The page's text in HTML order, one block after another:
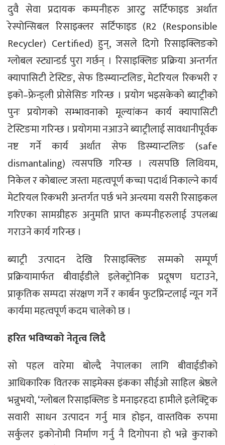
दुवै सेवा प्रदायक कम्पनीहरु आरटु सर्टिफाइड अर्थात
रेस्पोन्सिबल रिसाइक्लर सर्टिफाइड (R2 (Responsible
Recycler) Certified) हुन्, जसले दिगो रिसाइक्लिङको
ग्लोबल स्ट्यान्डर्ड पुरा गर्छन् । रिसाइक्लिङ प्रक्रिया अन्तर्गत
क्यापासिटी टेस्टिङ, सेफ डिस्म्यान्टलिङ, मेटरियल रिकभरी र
इको–फ्रेन्ड्ली प्रोसेसिङ गरिन्छ । प्रयोग भइसकेको ब्याट्रीको
पुनः प्रयोगको सम्भावनाको मूल्यांकन कार्य क्यापासिटी
टेस्टिङमा गरिन्छ । प्रयोगमा नआउने ब्याट्रीलाई सावधानीपूर्वक
नष्ट गर्ने कार्य अर्थात सेफ डिस्म्यान्टलिङ (safe
dismantaling) त्यसपछि गरिन्छ । त्यसपछि लिथियम,
निकेल र कोबाल्ट जस्ता महत्वपूर्ण कच्चा पदार्थ निकाल्ने कार्य
मेटरियल रिकभरी अन्तर्गत पर्छ भने अन्त्यमा यसरी रिसाइकल
गरिएका सामग्रीहरु अनुमति प्राप्त कम्पनीहरुलाई उपलब्ध
गराउने कार्य गरिन्छ ।
ब्याट्री उत्पादन देखि रिसाइक्लिङ सम्मको सम्पूर्ण
प्रक्रियामार्फत बीवाईडीले इलेक्ट्रोनिक प्रदूषण घटाउने,
प्राकृतिक सम्पदा संरक्षण गर्ने र कार्बन फुटप्रिन्टलाई न्यून गर्ने
कार्यमा महत्वपूर्ण कदम चालेको छ ।
हरित भविष्यको नेतृत्व लिदै
सो पहल वारेमा बोल्दै नेपालका लागि बीवाईडीको
आधिकारिक वितरक साइमेक्स इंकका सीईओ साहिल श्रेष्ठले
भन्नुभयो, ‘ग्लोबल रिसाइक्लिङ डे मनाइरहदा हामीले इलेक्ट्रिक
सवारी साधन उत्पादन गर्नु मात्र होइन, वास्तविक रुपमा
सर्कुलर इकोनोमी निर्माण गर्नु नै दिगोपना हो भन्ने कुराको